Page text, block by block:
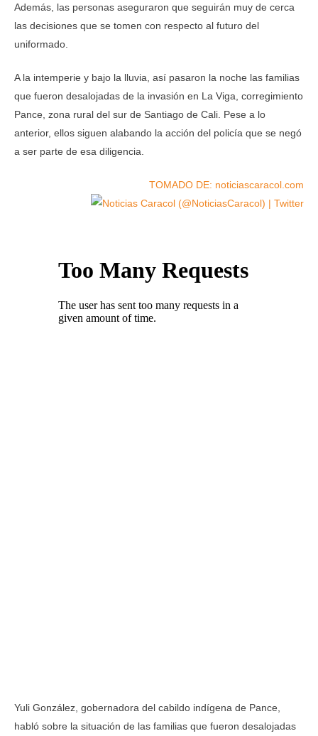
Además, las personas aseguraron que seguirán muy de cerca
las decisiones que se tomen con respecto al futuro del
uniformado.
A la intemperie y bajo la lluvia, así pasaron la noche las familias
que fueron desalojadas de la invasión en La Viga, corregimiento
Pance, zona rural del sur de Santiago de Cali. Pese a lo
anterior, ellos siguen alabando la acción del policía que se negó
a ser parte de esa diligencia.
TOMADO DE: noticiascaracol.com
Yuli González, gobernadora del cabildo indígena de Pance,
habló sobre la situación de las familias que fueron desalojadas